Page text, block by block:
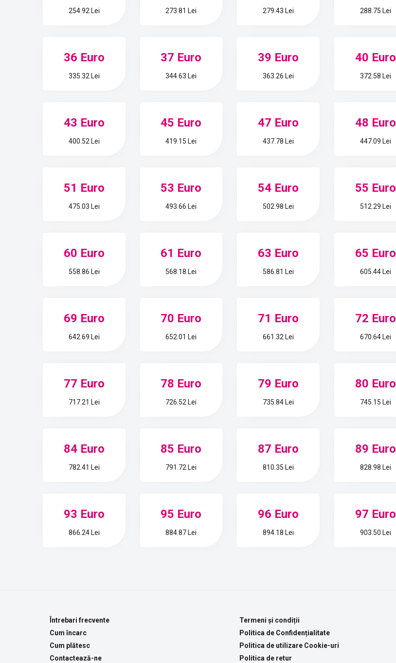
254.92 Lei 273.81 Lei 279.43 Lei 288.75 Lei
36 Euro
335.32 Lei
37 Euro
344.63 Lei
39 Euro
363.26 Lei
40 Euro
372.58 Lei
43 Euro
400.52 Lei
45 Euro
419.15 Lei
47 Euro
437.78 Lei
48 Euro
447.09 Lei
51 Euro
475.03 Lei
53 Euro
493.66 Lei
54 Euro
502.98 Lei
55 Euro
512.29 Lei
60 Euro
558.86 Lei
61 Euro
568.18 Lei
63 Euro
586.81 Lei
65 Euro
605.44 Lei
69 Euro
642.69 Lei
70 Euro
652.01 Lei
71 Euro
661.32 Lei
72 Euro
670.64 Lei
77 Euro
717.21 Lei
78 Euro
726.52 Lei
79 Euro
735.84 Lei
80 Euro
745.15 Lei
84 Euro
782.41 Lei
85 Euro
791.72 Lei
87 Euro
810.35 Lei
89 Euro
828.98 Lei
93 Euro
866.24 Lei
95 Euro
884.87 Lei
96 Euro
894.18 Lei
97 Euro
903.50 Lei
Întrebari frecvente
Cum încarc
Cum plătesc
Contactează-ne
Termeni și condiții
Politica de Confidențialitate
Politica de utilizare Cookie-uri
Politica de retur